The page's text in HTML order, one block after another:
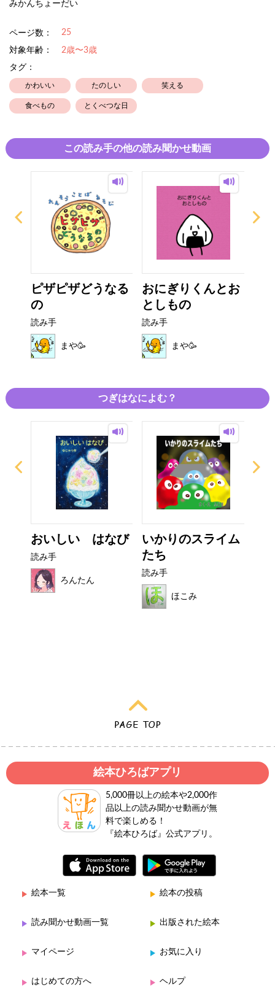
みかんちょーだい
ページ数： 25
対象年齢：
2歳〜3歳
タグ：
かわいい たのしい 笑える
食べもの とくべつな日
この読み手の他の読み聞かせ動画
ピザピザどうなる
の
読み手
まや🥳
おにぎりくんとお
としもの
読み手
まや🥳
つぎはなによむ？
おいしい はなび
読み手
ろんたん
いかりのスライム
たち
読み手
ほこみ
絵本ひろばアプリ
5,000冊以上の絵本や2,000作
品以上の読み聞かせ動画が無
料で楽しめる！
『絵本ひろば』公式アプリ。
絵本一覧 絵本の投稿
読み聞かせ動画一覧 出版された絵本
マイページ お気に入り
はじめての方へ ヘルプ